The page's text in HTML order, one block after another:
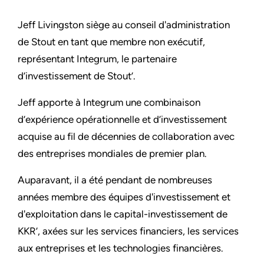
Jeff Livingston siège au conseil d'administration
de Stout en tant que membre non exécutif,
représentant Integrum, le partenaire
d’investissement de Stout’.
Jeff apporte à Integrum une combinaison
d’expérience opérationnelle et d’investissement
acquise au fil de décennies de collaboration avec
des entreprises mondiales de premier plan.
Auparavant, il a été pendant de nombreuses
années membre des équipes d'investissement et
d'exploitation dans le capital-investissement de
KKR’, axées sur les services financiers, les services
aux entreprises et les technologies financières.